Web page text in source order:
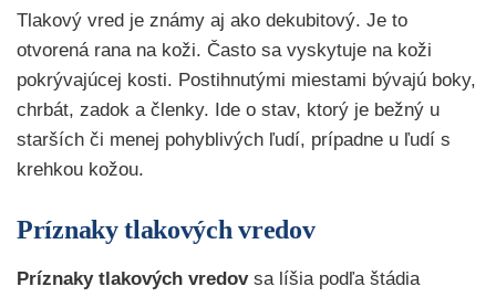
Tlakový vred je známy aj ako dekubitový. Je to
otvorená rana na koži. Často sa vyskytuje na koži
pokrývajúcej kosti. Postihnutými miestami bývajú boky,
chrbát, zadok a členky. Ide o stav, ktorý je bežný u
starších či menej pohyblivých ľudí, prípadne u ľudí s
krehkou kožou.
Príznaky tlakových vredov
Príznaky tlakových vredovsa líšia podľa štádia